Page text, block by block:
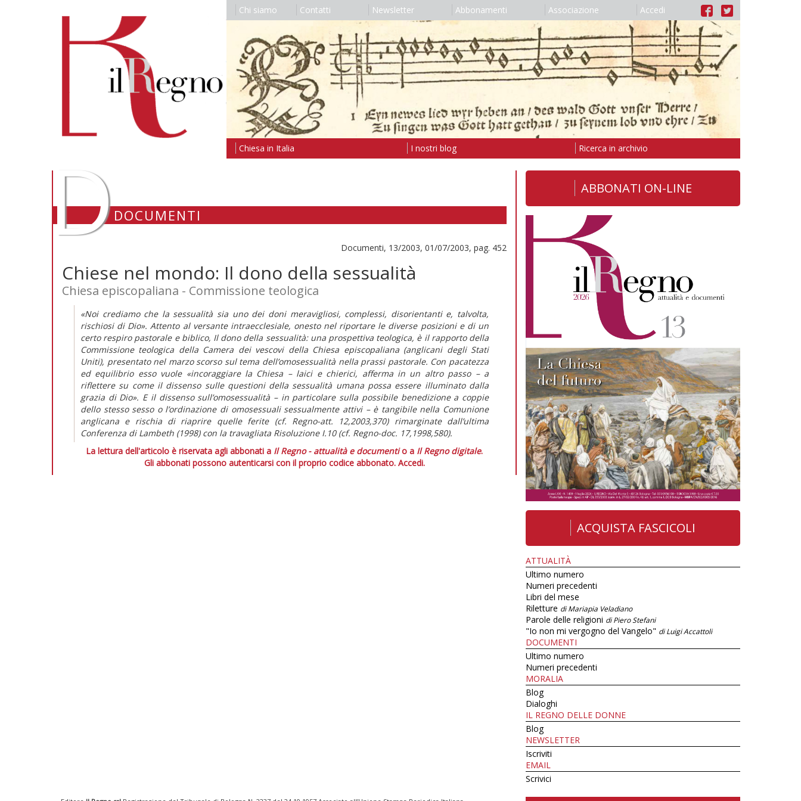
Chi siamo Contatti Newsletter Abbonamenti Associazione Accedi
Chiesa in Italia I nostri blog Ricerca in archivio
DDOCUMENTI
Documenti, 13/2003, 01/07/2003, pag. 452
Chiese nel mondo: Il dono della sessualità
Chiesa episcopaliana - Commissione teologica
«Noi crediamo che la sessualità sia uno dei doni meravigliosi, complessi, disorientanti e, talvolta,
rischiosi di Dio». Attento al versante intraecclesiale, onesto nel riportare le diverse posizioni e di un
certo respiro pastorale e biblico, Il dono della sessualità: una prospettiva teologica, è il rapporto della
Commissione teologica della Camera dei vescovi della Chiesa episcopaliana (anglicani degli Stati
Uniti), presentato nel marzo scorso sul tema dell’omosessualità nella prassi pastorale. Con pacatezza
ed equilibrio esso vuole «incoraggiare la Chiesa – laici e chierici, afferma in un altro passo – a
riflettere su come il dissenso sulle questioni della sessualità umana possa essere illuminato dalla
grazia di Dio». E il dissenso sull’omosessualità – in particolare sulla possibile benedizione a coppie
dello stesso sesso o l’ordinazione di omosessuali sessualmente attivi – è tangibile nella Comunione
anglicana e rischia di riaprire quelle ferite (cf. Regno-att. 12,2003,370) rimarginate dall’ultima
Conferenza di Lambeth (1998) con la travagliata Risoluzione I.10 (cf. Regno-doc. 17,1998,580).
La lettura dell'articolo è riservata agli abbonati a Il Regno - attualità e documentio a Il Regno digitale.
Gli abbonati possono autenticarsi con il proprio codice abbonato. Accedi.
ABBONATI ON-LINE
ACQUISTA FASCICOLI
ATTUALITÀ
Ultimo numero
Numeri precedenti
Libri del mese
Riletture di Mariapia Veladiano
Parole delle religioni di Piero Stefani
"Io non mi vergogno del Vangelo" di Luigi Accattoli
DOCUMENTI
Ultimo numero
Numeri precedenti
MORALIA
Blog
Dialoghi
IL REGNO DELLE DONNE
Blog
NEWSLETTER
Iscriviti
EMAIL
Scrivici